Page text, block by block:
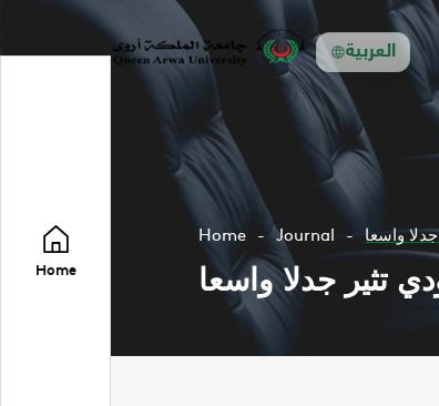
العربية
Home
Home Journal واسعا
تثير جدلا واسعا